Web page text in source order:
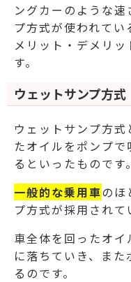
ングカーのような
プ方式が使われてい
メリット・デメリ
す。
ウェットサンプ方式
ウェットサンプ方
たオイルをポンプ
るといったものです。
一般的な乗用車のほ
プ方式が採用されて
車全体を回ったオ
に落ちていき、ま
るのです。